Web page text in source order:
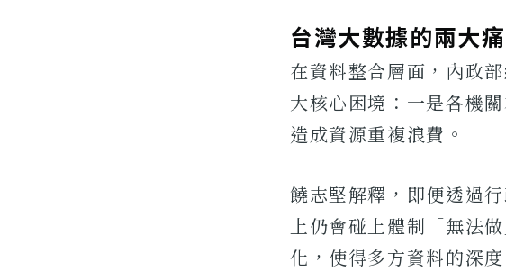
台灣大數據的兩大
在資料整合層面，內政
大核心困境：一是各機
造成資源重複浪費。
饒志堅解釋，即便透過
上仍會碰上體制「無法
化，使得多方資料的深